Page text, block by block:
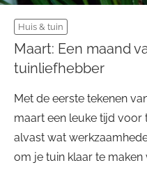
Huis & tuin
Maart: Een maand
tuinliefhebber
Met de eerste tekenen
maart een leuke tijd voor
alvast wat
om je tuin klaar te maken